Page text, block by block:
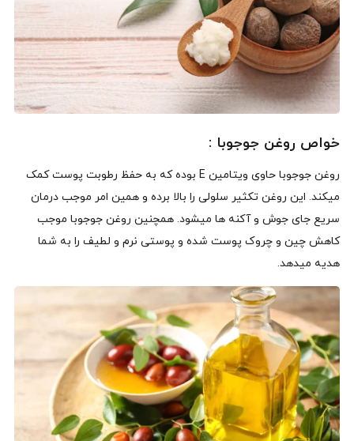
خواص روغن جوجوبا :
روغن جوجوبا حاوی ویتامین E بوده که به حفظ رطوبت پوست کمک
میکند. این روغن تکثیر سلولی را بالا برده و همین امر موجب درمان
سریع جای جوش و آکنه ها میشود. همچنین روغن جوجوبا موجب
کاهش چین و چروک پوست شده و پوستی نرم و لطیف را به شما
هدیه میدهد.